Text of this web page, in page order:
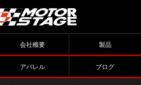
会社概要 製品
アパレル ブログ